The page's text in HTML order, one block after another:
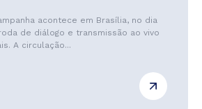
acontece em Brasília, no dia
de diálogo e transmissão ao vivo
A circulação...